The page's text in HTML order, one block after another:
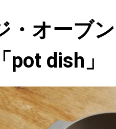
・オーブ
pot dish」